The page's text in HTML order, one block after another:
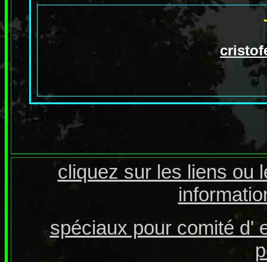
cliquez sur les liens ou
spéciaux pour comité d'